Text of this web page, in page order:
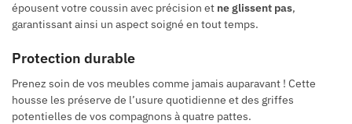
épousent votre coussin avec précision et ne glissent pas,
garantissant ainsi un aspect soigné en tout temps.
Protection durable
Prenez soin de vos meubles comme jamais auparavant ! Cette
housse les préserve de l’usure quotidienne et des griffes
potentielles de vos compagnons à quatre pattes.